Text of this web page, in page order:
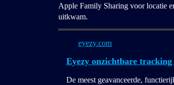
Apple Family Sharing voor locatie
uitkwam.
eyezy.com
Eyezy onzichtbare
De meest geavanceerde,